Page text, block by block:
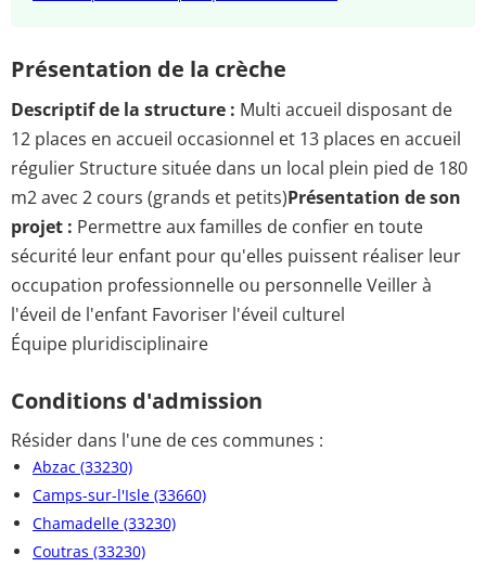
Présentation de la crèche
Descriptif de la structure : Multi accueil disposant de
12 places en accueil occasionnel et 13 places en accueil
régulier Structure située dans un local plein pied de 180
m2 avec 2 cours (grands et petits)Présentation de son
projet : Permettre aux familles de confier en toute
sécurité leur enfant pour qu'elles puissent réaliser leur
occupation professionnelle ou personnelle Veiller à
l'éveil de l'enfant Favoriser l'éveil culturel
Équipe pluridisciplinaire
Conditions d'admission
Résider dans l'une de ces communes :
Abzac (33230)
Camps-sur-l'Isle (33660)
Chamadelle (33230)
Coutras (33230)